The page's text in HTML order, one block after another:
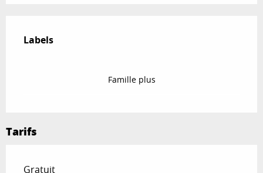
Labels
Labels
Famille plus
Tarifs
Gratuit